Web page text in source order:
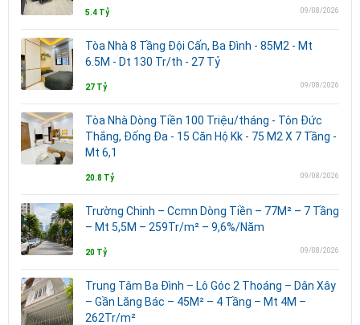
5.4 Tỷ 09/08/2026
Tòa Nhà 8 Tầng Đội Cấn, Ba Đình - 85M2 - Mt
6.5M - Dt 130 Tr/th - 27 Tỷ
27 Tỷ 09/08/2026
Tòa Nhà Dòng Tiền 100 Triệu/tháng - Tôn Đức
Thắng, Đống Đa - 15 Căn Hộ Kk - 75 M2 X 7 Tầng -
Mt 6,1
20.8 Tỷ 09/08/2026
Trường Chinh – Ccmn Dòng Tiền – 77M² – 7 Tầng
– Mt 5,5M – 259Tr/m² – 9,6%/Năm
20 Tỷ 09/08/2026
Trung Tâm Ba Đình – Lô Góc 2 Thoáng – Dân Xây
– Gần Lăng Bác – 45M² – 4 Tầng – Mt 4M –
262Tr/m²